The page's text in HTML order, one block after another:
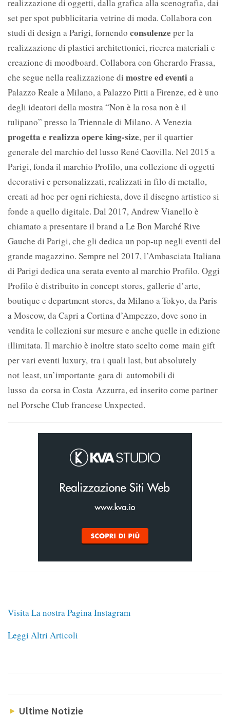
realizzazione di oggetti, dalla grafica alla scenografia, dai
set per spot pubblicitaria vetrine di moda. Collabora con
studi di design a Parigi, fornendo consulenze per la
realizzazione di plastici architettonici, ricerca materiali e
creazione di moodboard. Collabora con Gherardo Frassa,
che segue nella realizzazione di mostre ed eventia
Palazzo Reale a Milano, a Palazzo Pitti a Firenze, ed è uno
degli ideatori della mostra “Non è la rosa non è il
tulipano” presso la Triennale di Milano. A Venezia
progetta e realizza opere king-size, per il quartier
generale del marchio del lusso René Caovilla. Nel 2015 a
Parigi, fonda il marchio Profilo, una collezione di oggetti
decorativi e personalizzati, realizzati in filo di metallo,
creati ad hoc per ogni richiesta, dove il disegno artistico si
fonde a quello digitale. Dal 2017, Andrew Vianello è
chiamato a presentare il brand a Le Bon Marché Rive
Gauche di Parigi, che gli dedica un pop-up negli eventi del
grande magazzino. Sempre nel 2017, l’Ambasciata Italiana
di Parigi dedica una serata evento al marchio Profilo. Oggi
Profilo è distribuito in concept stores, gallerie d’arte,
boutique e department stores, da Milano a Tokyo, da Paris
a Moscow, da Capri a Cortina d’Ampezzo, dove sono in
vendita le collezioni sur mesure e anche quelle in edizione
illimitata. Il marchio è inoltre stato scelto come main gift
per vari eventi luxury, tra i quali last, but absolutely
not least, un’importante gara di automobili di
lusso da corsa in Costa Azzurra, ed inserito come partner
nel Porsche Club francese Unxpected.
Visita La nostra Pagina Instagram
Leggi Altri Articoli
Ultime Notizie